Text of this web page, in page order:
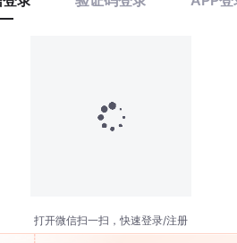
，因前者支持并行编译、工作
和 cmake
工作流。这意味着
，就会陷入“命令